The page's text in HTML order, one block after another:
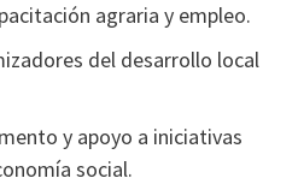
agraria y empleo.
del desarrollo local
y apoyo a iniciativas
social.